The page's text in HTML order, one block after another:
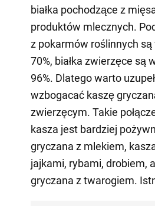
białka pochodzące z
produktów mlecznych.
z pokarmów roślinnych są
70%, białka zwierzęce są
96%. Dlatego warto
wzbogacać kaszę
zwierzęcym. Takie
kasza jest bardziej
gryczana z mlekiem,
jajkami, rybami, drobiem,
gryczana z twarogiem.